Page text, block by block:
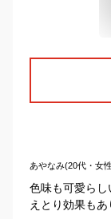
あやなみ(20代・女
色味も可愛ら
えとり効果もあ